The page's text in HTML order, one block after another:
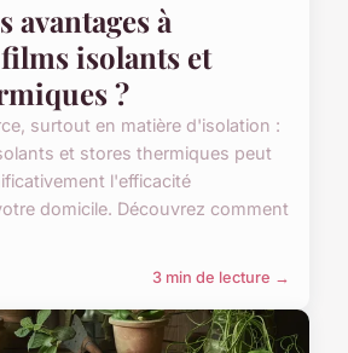
avantages à
isolants et
?
surtout en matière d'isolation :
et stores thermiques peut
l'efficacité
domicile. Découvrez comment
3 min de lecture →